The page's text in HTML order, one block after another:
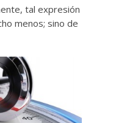
tal expresión
menos; sino de